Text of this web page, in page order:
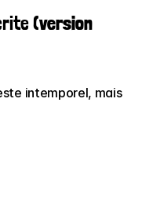
(version
intemporel, mais